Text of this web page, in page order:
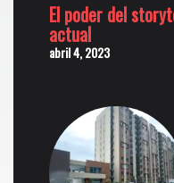
El poder del
actual
abril 4, 2023